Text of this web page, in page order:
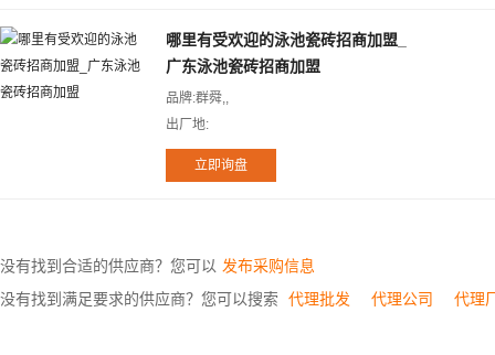
哪里有受欢迎的泳池瓷砖招商加盟_
广东泳池瓷砖招商加盟
品牌:群舜,,
出厂地:
没有找到合适的供应商？您可以 发布采购信息
没有找到满足要求的供应商？您可以搜索
代理批发 代理公司 代理